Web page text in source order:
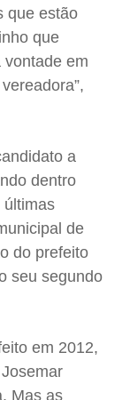
que estão
que
vontade em
a
dentro
últimas
de
do prefeito
seu segundo
em 2012,
Mas as